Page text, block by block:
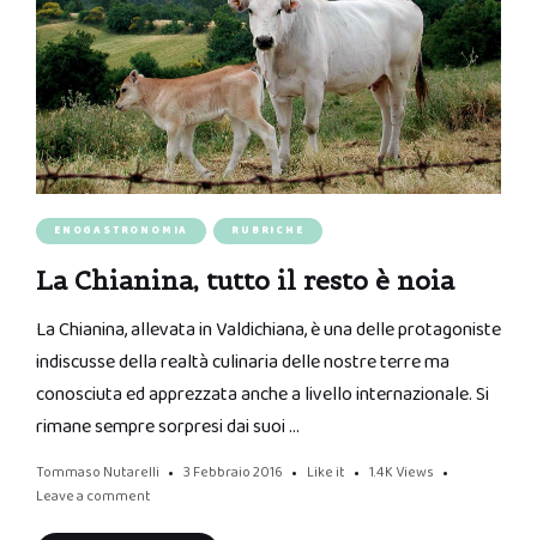
ENOGASTRONOMIA RUBRICHE
La Chianina, tutto il resto è noia
La Chianina, allevata in Valdichiana, è una delle protagoniste
indiscusse della realtà culinaria delle nostre terre ma
conosciuta ed apprezzata anche a livello internazionale. Si
rimane sempre sorpresi dai suoi …
Tommaso Nutarelli 3 Febbraio 2016 Like it 1.4K Views
Leave a comment